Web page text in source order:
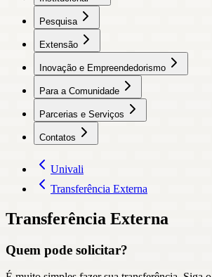
Pesquisa
Extensão
Inovação e Empreendedorismo
Para a Comunidade
Parcerias e Serviços
Contatos
Univali
Transferência Externa
Transferência Externa
Quem pode solicitar?